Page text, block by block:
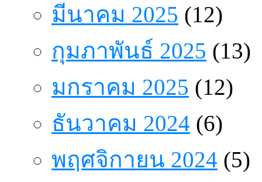
มีนาคม 2025 (12)
กุมภาพันธ์ 2025 (13)
มกราคม 2025 (12)
ธันวาคม 2024 (6)
พฤศจิกายน 2024 (5)